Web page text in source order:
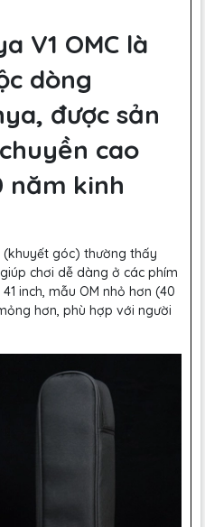
V1 OMC là
dòng
được sản
cao
năm kinh
góc) thường thấy
chơi dễ dàng ở các phím
inch, mẫu OM nhỏ hơn (40
hơn, phù hợp với người